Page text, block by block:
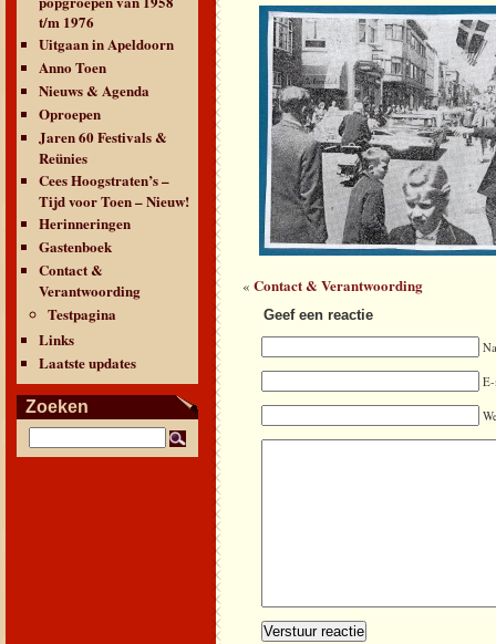
t/m 1976
Uitgaan in Apeldoorn
Anno Toen
Nieuws & Agenda
Oproepen
Jaren 60 Festivals &
Reünies
Cees Hoogstraten’s –
Tijd voor Toen – Nieuw!
Herinneringen
Gastenboek
Contact &
Verantwoording
Testpagina
Links
Laatste updates
Zoeken
«Contact & Verantwoording
Geef een reactie